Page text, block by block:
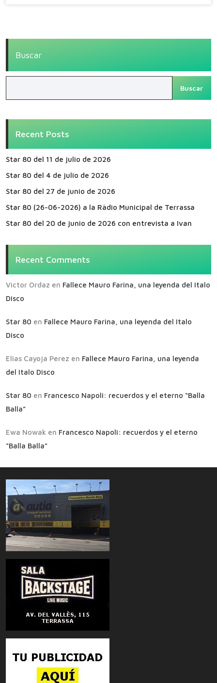
Buscar
Buscar
Recent Posts
Star 80 del 11 de julio de 2026
Star 80 del 4 de julio de 2026
Star 80 del 27 de junio de 2026
Star 80 (26-06-2026) a la Ràdio Municipal de Terrassa
Star 80 del 20 de junio de 2026 con entrevista a Ivan
Recent Comments
Victor Ordaz en Fallece Mauro Farina, una leyenda del Italo
Disco
Star 80 en Fallece Mauro Farina, una leyenda del Italo
Disco
Elias Cayoja Perez en Fallece Mauro Farina, una leyenda
del Italo Disco
Star 80 en Francesco Napoli: recuerdos y el eterno “Balla
Balla”
Ewa Nowak en Francesco Napoli: recuerdos y el eterno
“Balla Balla”